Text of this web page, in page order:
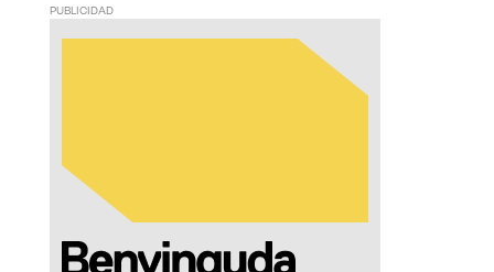
PUBLICIDAD